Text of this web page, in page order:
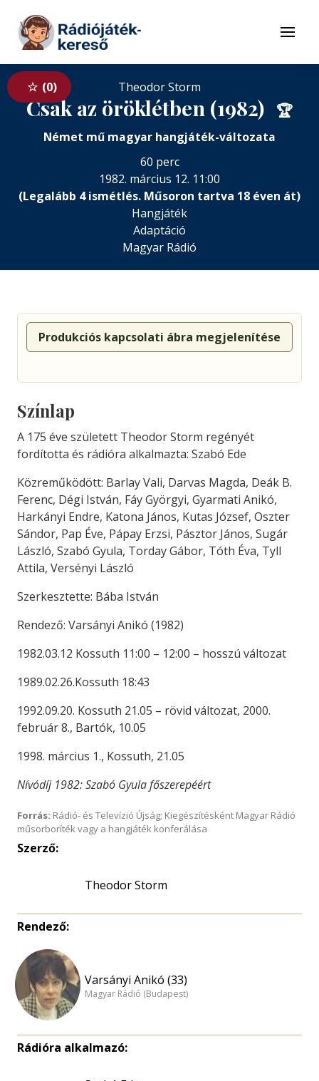
Tovább a tartalomhoz
Menü
0 Theodor Storm
Csak az öröklétben (1982) 🏆
Német mű magyar hangjáték-változata
60 perc
1982. március 12. 11:00
(Legalább 4 ismétlés. Műsoron tartva 18 éven át)
Hangjáték
Adaptáció
Magyar Rádió
Produkciós kapcsolati ábra megjelenítése
Színlap
A 175 éve született Theodor Storm regényét
fordította és rádióra alkalmazta: Szabó Ede
Közreműködött: Barlay Vali, Darvas Magda, Deák B.
Ferenc, Dégi István, Fáy Györgyi, Gyarmati Anikó,
Harkányi Endre, Katona János, Kutas József, Oszter
Sándor, Pap Éve, Pápay Erzsi, Pásztor János, Sugár
László, Szabó Gyula, Torday Gábor, Tóth Éva, Tyll
Attila, Versényi László
Szerkesztette: Bába István
Rendező: Varsányi Anikó (1982)
1982.03.12 Kossuth 11:00 – 12:00 – hosszú változat
1989.02.26.Kossuth 18:43
1992.09.20. Kossuth 21.05 – rövid változat, 2000.
február 8., Bartók, 10.05
1998. március 1., Kossuth, 21.05
Nívódíj 1982: Szabó Gyula főszerepéért
Forrás: Rádió- és Televízió Újság; Kiegészítésként Magyar Rádió
műsorboríték vagy a hangjáték konferálása
Szerző:
Theodor Storm
Rendező:
Varsányi Anikó (33)
Magyar Rádió (Budapest)
Rádióra alkalmazó: